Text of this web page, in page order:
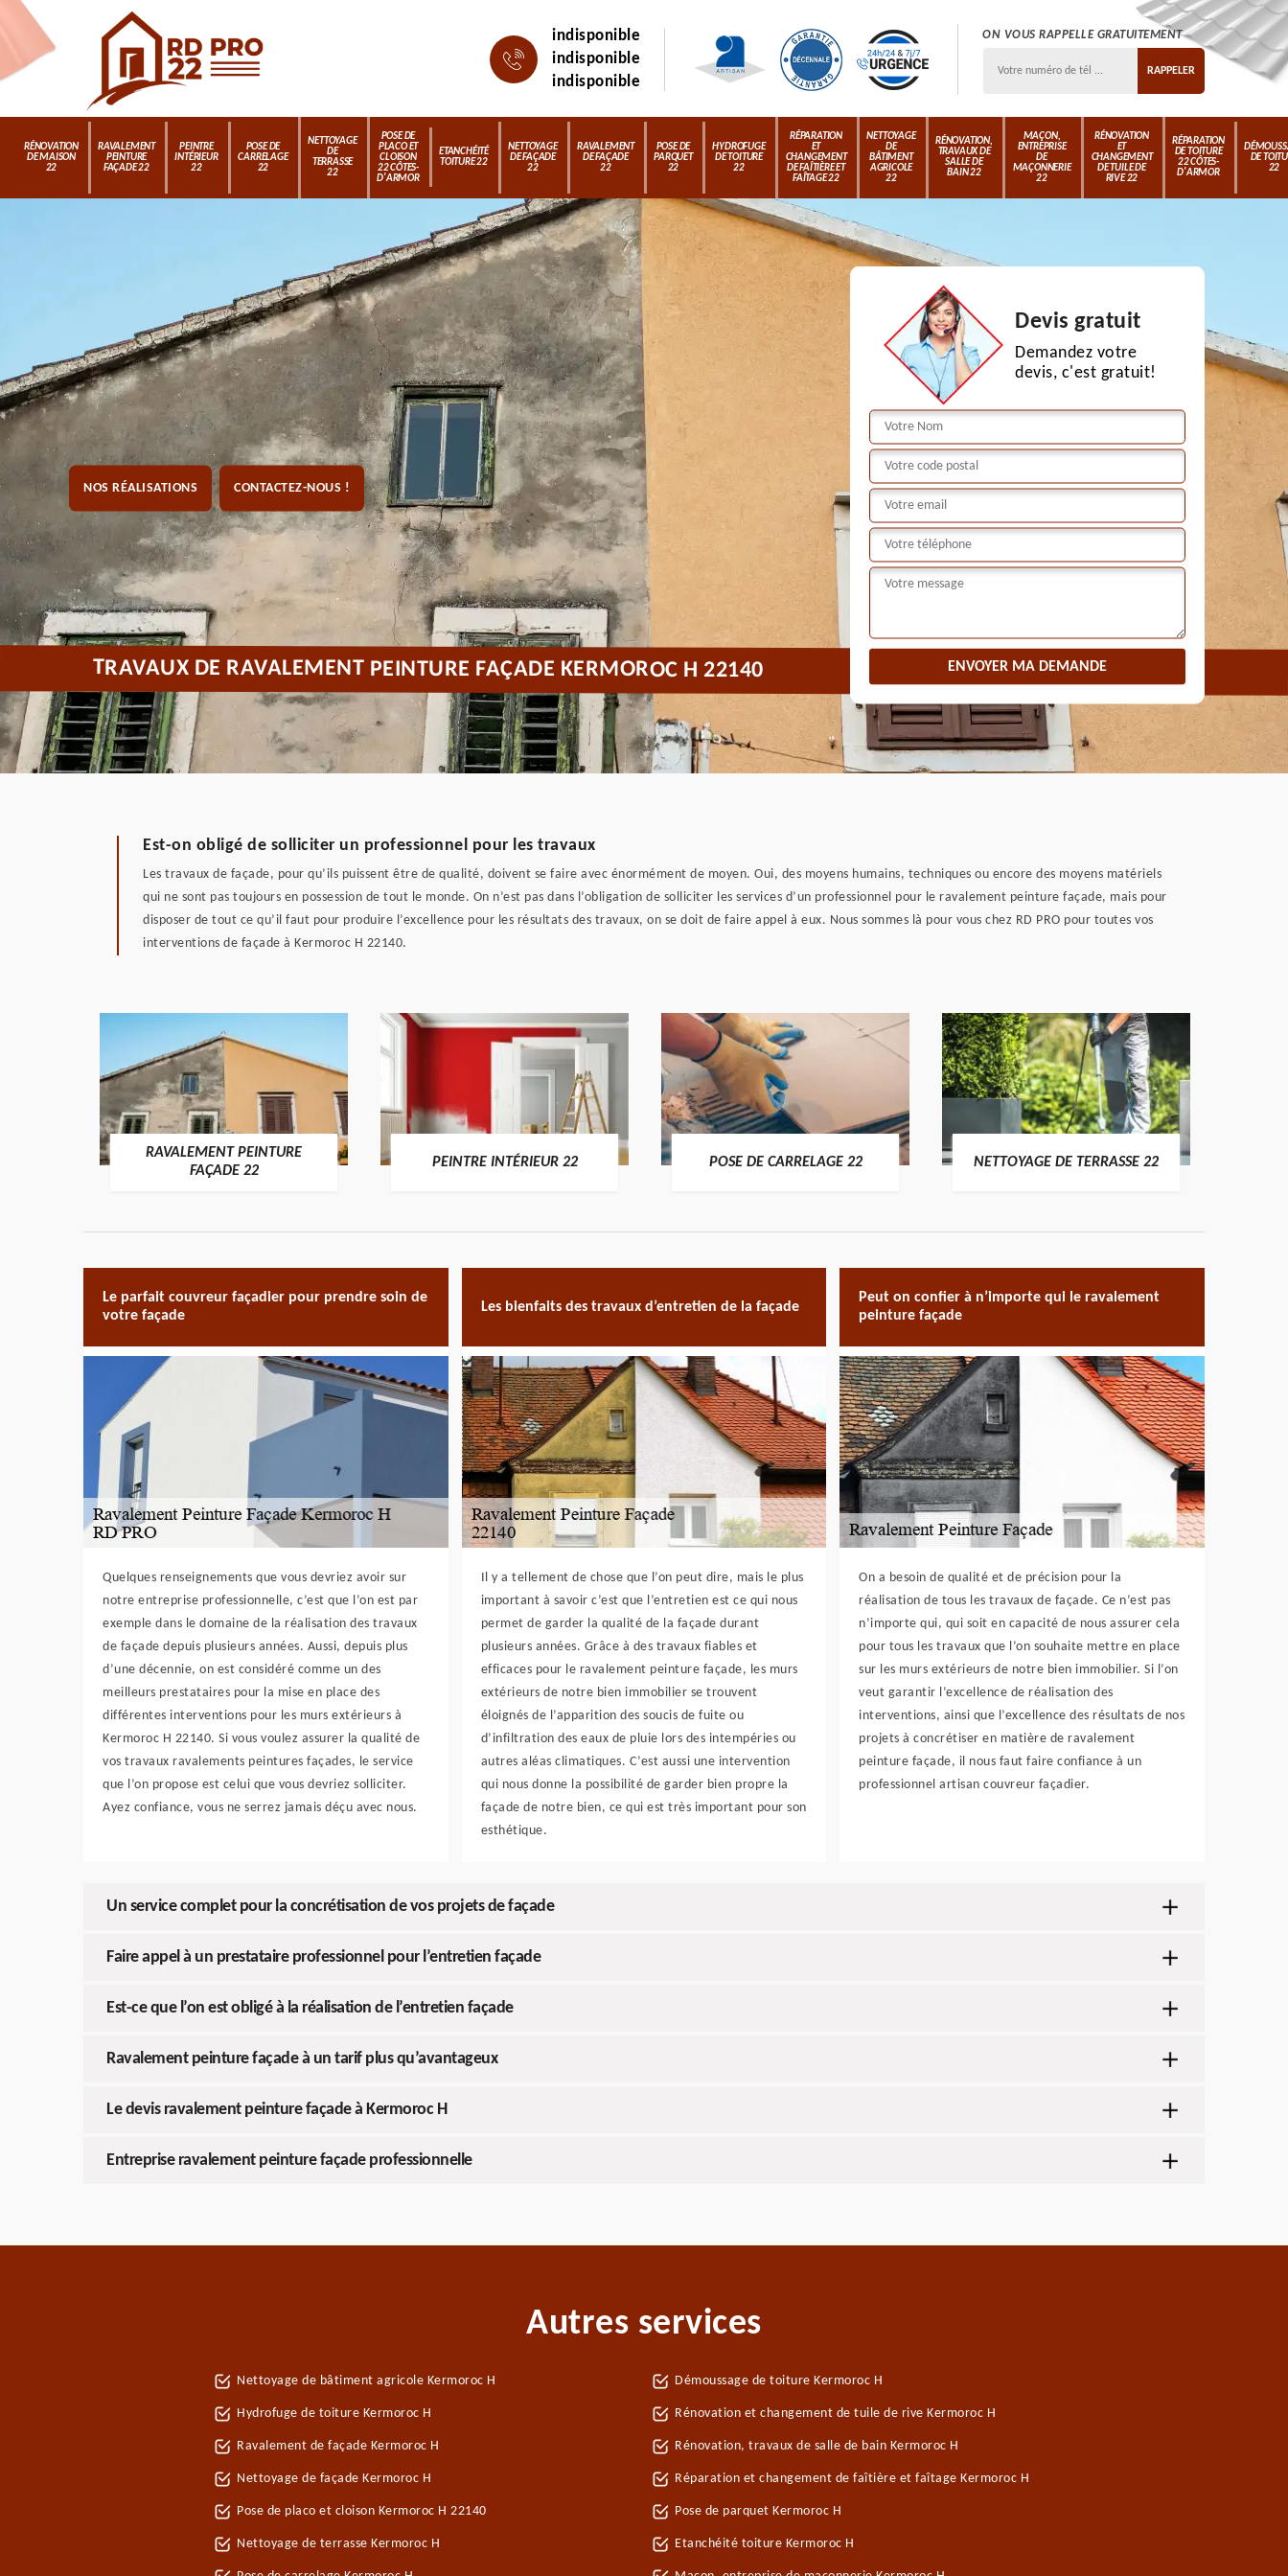
indisponible
indisponible
indisponible
ON VOUS RAPPELLE GRATUITEMENT
RÉNOVATION
DE MAISON
22
RAVALEMENT
PEINTURE
FAÇADE 22
PEINTRE
INTÉRIEUR
22
POSE DE
CARRELAGE
22
NETTOYAGE
DE
TERRASSE
22
POSE DE
PLACO ET
CLOISON
22 CÔTES-
D'ARMOR
ETANCHÉITÉ
TOITURE 22
NETTOYAGE
DE FAÇADE
22
RAVALEMENT
DE FAÇADE
22
POSE DE
PARQUET
22
HYDROFUGE
DE TOITURE
22
RÉPARATION
ET
CHANGEMENT
DE FAÎTIÈRE ET
FAÎTAGE 22
NETTOYAGE
DE
BÂTIMENT
AGRICOLE
22
RÉNOVATION,
TRAVAUX DE
SALLE DE
BAIN 22
MAÇON,
ENTREPRISE
DE
MAÇONNERIE
22
RÉNOVATION
ET
CHANGEMENT
DE TUILE DE
RIVE 22
RÉPARATION
DE TOITURE
22 CÔTES-
D'ARMOR
DE
22
NOS RÉALISATIONS CONTACTEZ-NOUS !
Devis gratuit
Demandez votre
devis, c'est gratuit!
TRAVAUX DE RAVALEMENT PEINTURE FAÇADE KERMOROC H 22140
Est-on obligé de solliciter un professionnel pour les travaux
Les travaux de façade, pour qu’ils puissent être de qualité, doivent se faire avec énormément de moyen. Oui, des moyens humains, techniques ou encore des moyens matériels
qui ne sont pas toujours en possession de tout le monde. On n’est pas dans l’obligation de solliciter les services d’un professionnel pour le ravalement peinture façade, mais pour
disposer de tout ce qu’il faut pour produire l’excellence pour les résultats des travaux, on se doit de faire appel à eux. Nous sommes là pour vous chez RD PRO pour toutes vos
interventions de façade à Kermoroc H 22140.
RAVALEMENT PEINTURE
FAÇADE 22
PEINTRE INTÉRIEUR 22 POSE DE CARRELAGE 22 NETTOYAGE DE TERRASSE 22
Le parfait couvreur façadier pour prendre soin de
votre façade
Quelques renseignements que vous devriez avoir sur
notre entreprise professionnelle, c’est que l’on est par
exemple dans le domaine de la réalisation des travaux
de façade depuis plusieurs années. Aussi, depuis plus
d’une décennie, on est considéré comme un des
meilleurs prestataires pour la mise en place des
différentes interventions pour les murs extérieurs à
Kermoroc H 22140. Si vous voulez assurer la qualité de
vos travaux ravalements peintures façades, le service
que l’on propose est celui que vous devriez solliciter.
Ayez confiance, vous ne serrez jamais déçu avec nous.
Les bienfaits des travaux d’entretien de la façade
Il y a tellement de chose que l’on peut dire, mais le plus
important à savoir c’est que l’entretien est ce qui nous
permet de garder la qualité de la façade durant
plusieurs années. Grâce à des travaux fiables et
efficaces pour le ravalement peinture façade, les murs
extérieurs de notre bien immobilier se trouvent
éloignés de l’apparition des soucis de fuite ou
d’infiltration des eaux de pluie lors des intempéries ou
autres aléas climatiques. C’est aussi une intervention
qui nous donne la possibilité de garder bien propre la
façade de notre bien, ce qui est très important pour son
esthétique.
Peut on confier à n’importe qui le ravalement
peinture façade
On a besoin de qualité et de précision pour la
réalisation de tous les travaux de façade. Ce n’est pas
n’importe qui, qui soit en capacité de nous assurer cela
pour tous les travaux que l’on souhaite mettre en place
sur les murs extérieurs de notre bien immobilier. Si l’on
veut garantir l’excellence de réalisation des
interventions, ainsi que l’excellence des résultats de nos
projets à concrétiser en matière de ravalement
peinture façade, il nous faut faire confiance à un
professionnel artisan couvreur façadier.
Un service complet pour la concrétisation de vos projets de façade
Faire appel à un prestataire professionnel pour l’entretien façade
Est-ce que l’on est obligé à la réalisation de l’entretien façade
Ravalement peinture façade à un tarif plus qu’avantageux
Le devis ravalement peinture façade à Kermoroc H
Entreprise ravalement peinture façade professionnelle
Autres services
Nettoyage de bâtiment agricole Kermoroc H
Hydrofuge de toiture Kermoroc H
Ravalement de façade Kermoroc H
Nettoyage de façade Kermoroc H
Pose de placo et cloison Kermoroc H 22140
Nettoyage de terrasse Kermoroc H
Démoussage de toiture Kermoroc H
Rénovation et changement de tuile de rive Kermoroc H
Rénovation, travaux de salle de bain Kermoroc H
Réparation et changement de faîtière et faîtage Kermoroc H
Pose de parquet Kermoroc H
Etanchéité toiture Kermoroc H